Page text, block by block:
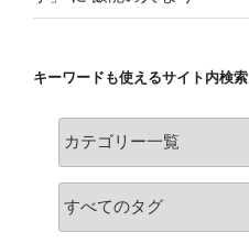
キーワードも使えるサイト内検索